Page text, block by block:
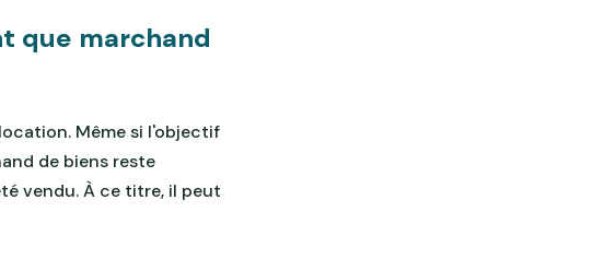
que marchand
Même si l'objectif
de biens reste
vendu. À ce titre, il peut